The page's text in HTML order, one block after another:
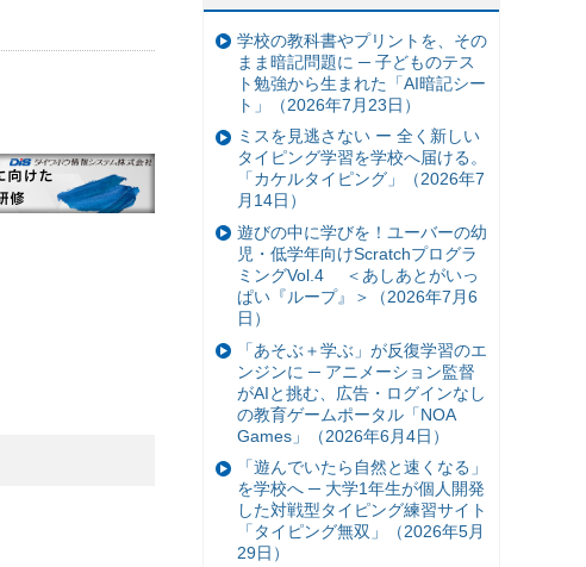
学校の教科書やプリントを、その
まま暗記問題に ─ 子どものテス
ト勉強から生まれた「AI暗記シー
ト」（2026年7月23日）
ミスを見逃さない ー 全く新しい
タイピング学習を学校へ届ける。
「カケルタイピング」（2026年7
月14日）
遊びの中に学びを！ユーバーの幼
児・低学年向けScratchプログラ
ミングVol.4 ＜あしあとがいっ
ぱい『ループ』＞（2026年7月6
日）
「あそぶ＋学ぶ」が反復学習のエ
ンジンに ─ アニメーション監督
がAIと挑む、広告・ログインなし
の教育ゲームポータル「NOA
Games」（2026年6月4日）
「遊んでいたら自然と速くなる」
を学校へ ─ 大学1年生が個人開発
した対戦型タイピング練習サイト
「タイピング無双」（2026年5月
29日）